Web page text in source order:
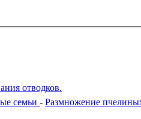
отводков.
семьи - Размножение